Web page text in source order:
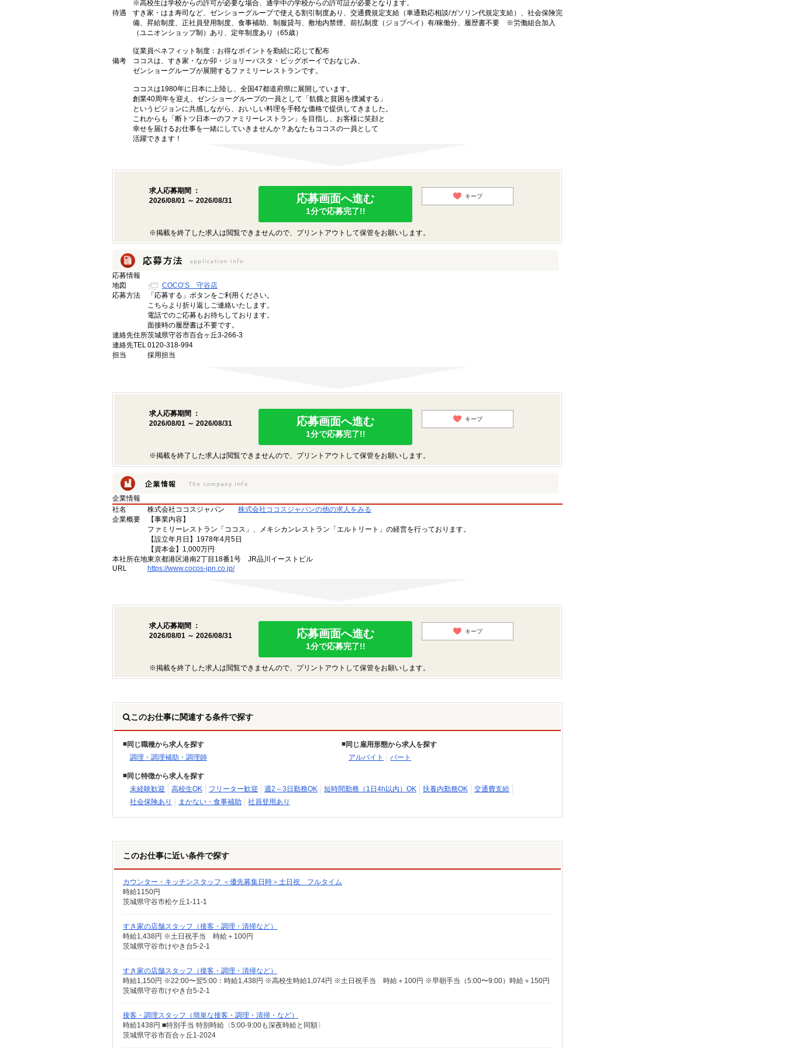
※高校生は学校からの許可が必要な場合、通学中の学校からの許可証が必要となります。
待遇
すき家・はま寿司など、ゼンショーグループで使える割引制度あり、交通費規定支給（車通勤応相談/ガソリン代規定支給）、社会保険完
備、昇給制度、正社員登用制度、食事補助、制服貸与、敷地内禁煙、前払制度（ジョブペイ）有/稼働分、履歴書不要 ※労働組合加入
（ユニオンショップ制）あり、定年制度あり（65歳）
従業員ベネフィット制度：お得なポイントを勤続に応じて配布
備考
ココスは、すき家・なか卯・ジョリーパスタ・ビッグボーイでおなじみ、
ゼンショーグループが展開するファミリーレストランです。
ココスは1980年に日本に上陸し、全国47都道府県に展開しています。
創業40周年を迎え、ゼンショーグループの一員として「飢餓と貧困を撲滅する」
というビジョンに共感しながら、おいしい料理を手軽な価格で提供してきました。
これからも「断トツ日本一のファミリーレストラン」を目指し、お客様に笑顔と
幸せを届けるお仕事を一緒にしていきませんか？あなたもココスの一員として
活躍できます！
求人応募期間 ：
2026/08/01 ～ 2026/08/31
応募画面へ進む
1分で応募完了!!
キープ
※掲載を終了した求人は閲覧できませんので、プリントアウトして保管をお願いします。
応募情報
地図
COCO’S 守谷店
応募方法
「応募する」ボタンをご利用ください。
こちらより折り返しご連絡いたします。
電話でのご応募もお待ちしております。
面接時の履歴書は不要です。
連絡先住所茨城県守谷市百合ヶ丘3-266-3
連絡先TEL0120-318-994
担当
採用担当
求人応募期間 ：
2026/08/01 ～ 2026/08/31
応募画面へ進む
1分で応募完了!!
キープ
※掲載を終了した求人は閲覧できませんので、プリントアウトして保管をお願いします。
企業情報
社名
株式会社ココスジャパン
株式会社ココスジャパンの他の求人をみる
企業概要
【事業内容】
ファミリーレストラン「ココス」、メキシカンレストラン「エルトリート」の経営を行っております。
【設立年月日】1978年4月5日
【資本金】1,000万円
本社所在地東京都港区港南2丁目18番1号 JR品川イーストビル
URL
https://www.cocos-jpn.co.jp/
求人応募期間 ：
2026/08/01 ～ 2026/08/31
応募画面へ進む
1分で応募完了!!
キープ
※掲載を終了した求人は閲覧できませんので、プリントアウトして保管をお願いします。
このお仕事に関連する条件で探す
同じ職種から求人を探す
調理・調理補助・調理師
同じ雇用形態から求人を探す
アルバイト
パート
同じ特徴から求人を探す
未経験歓迎
高校生OK フリーター歓迎 週2～3日勤務OK 短時間勤務（1日4h以内）OK 扶養内勤務OK
交通費支給
社会保険あり
まかない・食事補助 社員登用あり
このお仕事に近い条件で探す
カウンター・キッチンスタッフ ＜優先募集日時＞土日祝 フルタイム
時給1150円
茨城県守谷市松ケ丘1-11-1
すき家の店舗スタッフ（接客・調理・清掃など）
時給1,438円 ※土日祝手当 時給＋100円
茨城県守谷市けやき台5-2-1
すき家の店舗スタッフ（接客・調理・清掃など）
時給1,150円 ※22:00〜翌5:00：時給1,438円 ※高校生時給1,074円 ※土日祝手当 時給＋100円 ※早朝手当（5:00〜9:00）時給＋150円
茨城県守谷市けやき台5-2-1
接客・調理スタッフ（簡単な接客・調理・清掃・など）
時給1438円 ■特別手当 特別時給〈5:00-9:00も深夜時給と同額〉
茨城県守谷市百合ヶ丘1-2024